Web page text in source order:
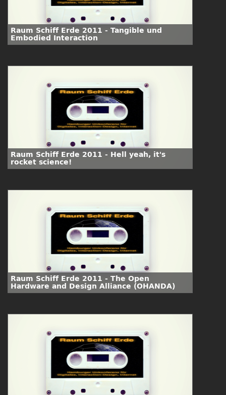
Raum Schiff Erde 2011 - Tangible und
Embodied Interaction
Raum Schiff Erde 2011 - Hell yeah, it's
rocket science!
Raum Schiff Erde 2011 - The Open
Hardware and Design Alliance (OHANDA)